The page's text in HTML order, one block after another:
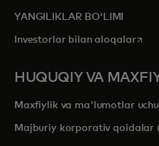
YANGILIKLAR BOʻLIMI
Investorlar bilan aloqalar
HUQUQIY VA
Maxfiylik va ma'lumotlar
Majburiy korporativ qoidalar